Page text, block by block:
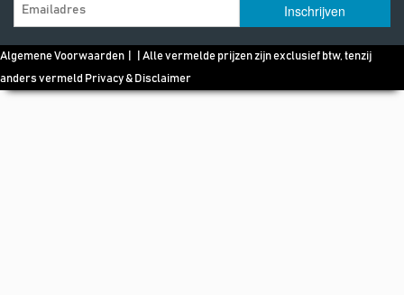
Algemene Voorwaarden | | Alle vermelde prijzen zijn exclusief btw, tenzij
anders vermeld Privacy & Disclaimer